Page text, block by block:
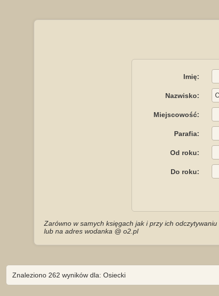
Imię:
Nazwisko:
Miejscowość:
Parafia:
Od roku:
Do roku:
Zarówno w samych księgach jak i przy ich
lub na adres wodanka @ o2.pl
Znaleziono 262 wyników dla: Osiecki